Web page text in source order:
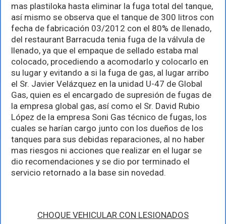
mas plastiloka hasta eliminar la fuga total del tanque,
así mismo se observa que el tanque de 300 litros con
fecha de fabricación 03/2012 con el 80% de llenado,
del restaurant Barracuda tenia fuga de la válvula de
llenado, ya que el empaque de sellado estaba mal
colocado, procediendo a acomodarlo y colocarlo en
su lugar y evitando a si la fuga de gas, al lugar arribo
el Sr. Javier Velázquez en la unidad U-47 de Global
Gas, quien es el encargado de supresión de fugas de
la empresa global gas, así como el Sr. David Rubio
López de la empresa Soni Gas técnico de fugas, los
cuales se harían cargo junto con los dueños de los
tanques para sus debidas reparaciones, al no haber
mas riesgos ni acciones que realizar en el lugar se
dio recomendaciones y se dio por terminado el
servicio retornado a la base sin novedad.
CHOQUE VEHICULAR CON LESIONADOS